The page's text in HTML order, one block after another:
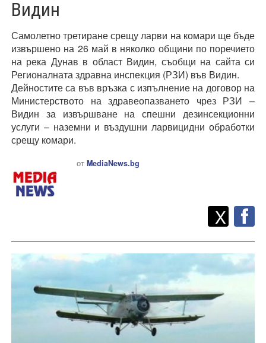
Видин
Самолетно третиране срещу ларви на комари ще бъде
извършено на 26 май в няколко общини по поречието
на река Дунав в област Видин, съобщи на сайта си
Регионалната здравна инспекция (РЗИ) във Видин.
Дейностите са във връзка с изпълнение на договор на
Министерството на здравеопазването чрез РЗИ –
Видин за извършване на спешни дезинсекционни
услуги – наземни и въздушни ларвицидни обработки
срещу комари.
от MediaNews.bg
Споделете
X